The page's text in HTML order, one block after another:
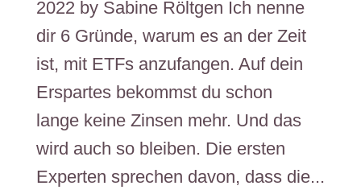
2022 by Sabine Röltgen Ich nenne
dir 6 Gründe, warum es an der Zeit
ist, mit ETFs anzufangen. Auf dein
Erspartes bekommst du schon
lange keine Zinsen mehr. Und das
wird auch so bleiben. Die ersten
Experten sprechen davon, dass die...